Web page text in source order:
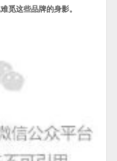
觅这些品牌的身影。